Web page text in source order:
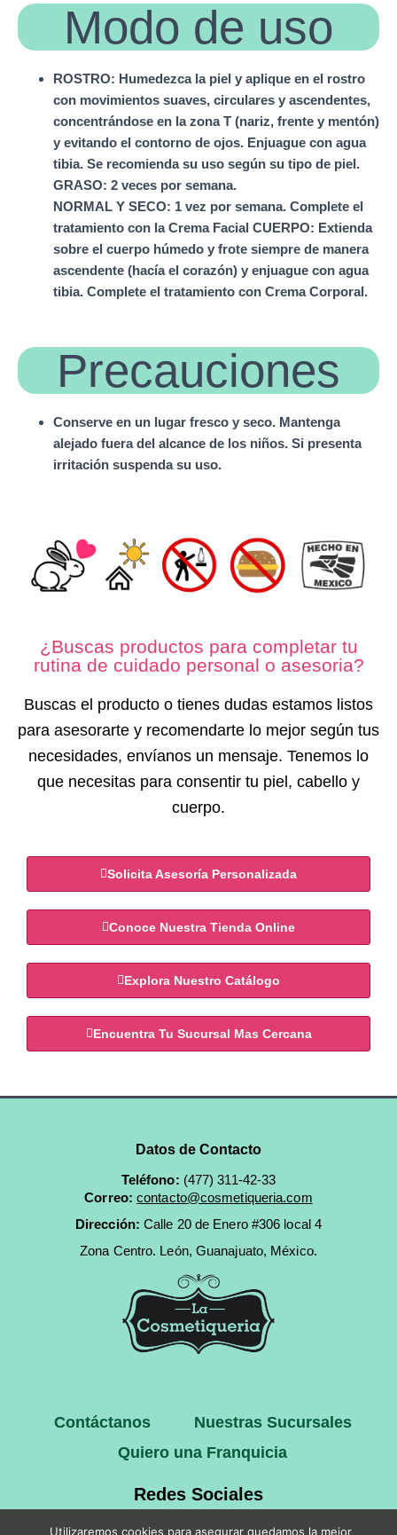
Modo de uso
ROSTRO: Humedezca la piel y aplique en el rostro
con movimientos suaves, circulares y ascendentes,
concentrándose en la zona T (nariz, frente y mentón)
y evitando el contorno de ojos. Enjuague con agua
tibia. Se recomienda su uso según su tipo de piel.
GRASO: 2 veces por semana.
NORMAL Y SECO: 1 vez por semana. Complete el
tratamiento con la Crema Facial CUERPO: Extienda
sobre el cuerpo húmedo y frote siempre de manera
ascendente (hacía el corazón) y enjuague con agua
tibia. Complete el tratamiento con Crema Corporal.
Precauciones
Conserve en un lugar fresco y seco. Mantenga
alejado fuera del alcance de los niños. Si presenta
irritación suspenda su uso.
¿Buscas productos para completar tu
rutina de cuidado personal o asesoria?
Buscas el producto o tienes dudas estamos listos
para asesorarte y recomendarte lo mejor según tus
necesidades, envíanos un mensaje. Tenemos lo
que necesitas para consentir tu piel, cabello y
cuerpo.
Solicita Asesoría Personalizada
Conoce Nuestra Tienda Online
Explora Nuestro Catálogo
Encuentra Tu Sucursal Mas Cercana
Datos de Contacto
Teléfono: (477) 311-42-33
Correo: contacto@cosmetiqueria.com
Dirección:Calle 20 de Enero #306 local 4
Zona Centro. León, Guanajuato, México.
Contáctanos
Nuestras Sucursales
Quiero una Franquicia
Redes Sociales
Utilizaremos cookies para asegurar quedamos la mejor